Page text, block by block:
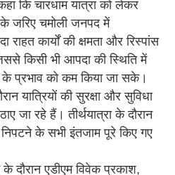
कि चारधाम यात्रा को लेकर
जरिए चमोली जनपद में
कार्यों की क्षमता और रिस्पांस
किसी भी आपदा की स्थिति में
प्रभाव को कम किया जा सके।
यात्रियों की सुरक्षा और सुविधा
जा रहे हैं। तीर्थयात्रा के दौरान
के सभी इंतजाम पूरे किए गए
दौरान एडीएम विवेक प्रकाश,